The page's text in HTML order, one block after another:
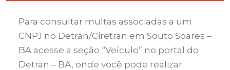
Para consultar multas associadas a um
CNPJ no Detran/Ciretran em Souto Soares –
BA acesse a seção “Veículo” no portal do
Detran – BA, onde você pode realizar